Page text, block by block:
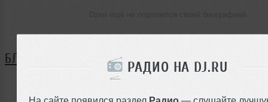
РАДИО НА DJ.RU
На сайте появился раздел Радио — слушайте
БЛОГ